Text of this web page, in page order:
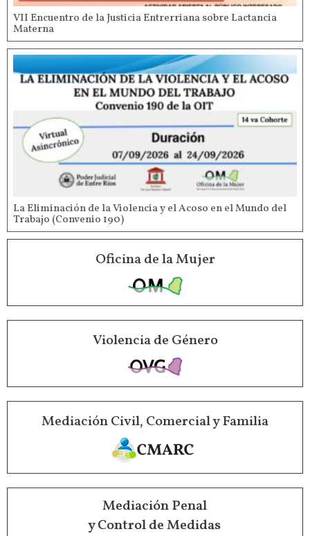
VII Encuentro de la Justicia Entrerriana sobre Lactancia
Materna
La Eliminación de la Violencia y el Acoso en el Mundo del
Trabajo (Convenio 190)
Oficina de la Mujer
Violencia de Género
Mediación Civil, Comercial y Familia
Mediación Penal
y Control de Medidas